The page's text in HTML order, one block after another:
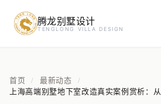
腾龙别墅设计
TENGLONG VILLA DESIGN
首页 / 最新动态 /
上海高端别墅地下室改造真实案例赏析：
预约设计咨询